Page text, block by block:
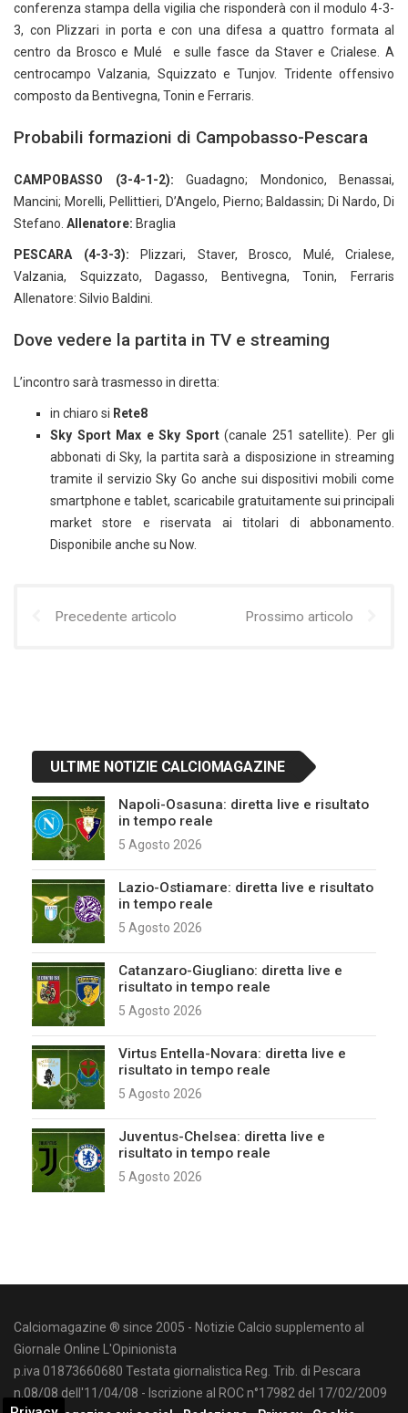
conferenza stampa della vigilia che risponderà con il modulo 4-3-
3, con Plizzari in porta e con una difesa a quattro formata al
centro da Brosco e Mulé e sulle fasce da Staver e Crialese. A
centrocampo Valzania, Squizzato e Tunjov. Tridente offensivo
composto da Bentivegna, Tonin e Ferraris.
Probabili formazioni di Campobasso-Pescara
CAMPOBASSO (3-4-1-2): Guadagno; Mondonico, Benassai,
Mancini; Morelli, Pellittieri, D’Angelo, Pierno; Baldassin; Di Nardo, Di
Stefano. Allenatore: Braglia
PESCARA (4-3-3): Plizzari, Staver, Brosco, Mulé, Crialese,
Valzania, Squizzato, Dagasso, Bentivegna, Tonin, Ferraris
Allenatore: Silvio Baldini.
Dove vedere la partita in TV e streaming
L’incontro sarà trasmesso in diretta:
in chiaro si Rete8
Sky Sport Max e Sky Sport(canale 251 satellite). Per gli
abbonati di Sky, la partita sarà a disposizione in streaming
tramite il servizio Sky Go anche sui dispositivi mobili come
smartphone e tablet, scaricabile gratuitamente sui principali
market store e riservata ai titolari di abbonamento.
Disponibile anche su Now.
Precedente articolo Prossimo articolo
ULTIME NOTIZIE CALCIOMAGAZINE
Napoli-Osasuna: diretta live e risultato
in tempo reale
5 Agosto 2026
Lazio-Ostiamare: diretta live e risultato
in tempo reale
5 Agosto 2026
Catanzaro-Giugliano: diretta live e
risultato in tempo reale
5 Agosto 2026
Virtus Entella-Novara: diretta live e
risultato in tempo reale
5 Agosto 2026
Juventus-Chelsea: diretta live e
risultato in tempo reale
5 Agosto 2026
Calciomagazine ® since 2005 - Notizie Calcio supplemento al
Giornale Online L'Opinionista
p.iva 01873660680 Testata giornalistica Reg. Trib. di Pescara
n.08/08 dell'11/04/08 - Iscrizione al ROC n°17982 del 17/02/2009